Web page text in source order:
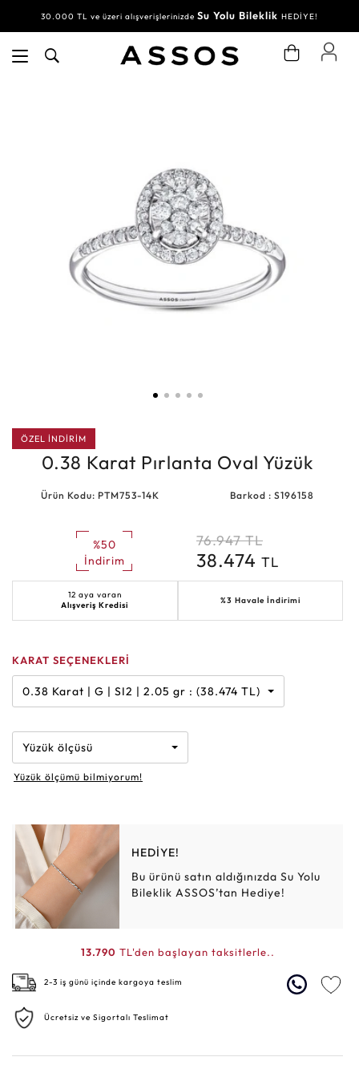
30.000 TL ve üzeri alışverişlerinizde Su Yolu Bileklik HEDİYE!
ÖZEL İNDİRİM
0.38 Karat Pırlanta Oval Yüzük
Ürün Kodu: PTM753-14K Barkod : S196158
%50
İndirim
76.947 TL
38.474 TL
12 aya varan
Alışveriş Kredisi
%3 Havale İndirimi
KARAT SEÇENEKLERİ
0.38 Karat | G | SI2 | 2.05 gr : (38.474 TL)
Yüzük ölçüsü
Yüzük ölçümü bilmiyorum!
HEDİYE!
Bu ürünü satın aldığınızda Su Yolu
Bileklik ASSOS’tan Hediye!
13.790 TL'den başlayan taksitlerle..
2-3 iş günü içinde kargoya teslim
Ücretsiz ve Sigortalı Teslimat